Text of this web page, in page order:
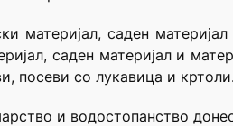
материјал, саден
саден материјал и
посеви со лукавица и
и водостопанство